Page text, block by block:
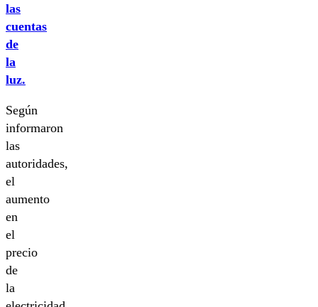
las
cuentas
de
la
luz.
Según
informaron
las
autoridades,
el
aumento
en
el
precio
de
la